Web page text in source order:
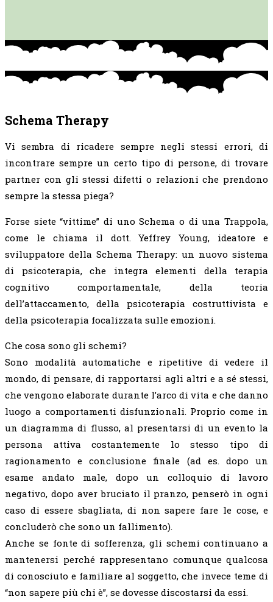
Schema Therapy
Vi sembra di ricadere sempre negli stessi errori, di
incontrare sempre un certo tipo di persone, di trovare
partner con gli stessi difetti o relazioni che prendono
sempre la stessa piega?
Forse siete “vittime” di uno Schema o di una Trappola,
come le chiama il dott. Yeffrey Young, ideatore e
sviluppatore della Schema Therapy: un nuovo sistema
di psicoterapia, che integra elementi della terapia
cognitivo comportamentale, della teoria
dell’attaccamento, della psicoterapia costruttivista e
della psicoterapia focalizzata sulle emozioni.
Che cosa sono gli schemi?
Sono modalità automatiche e ripetitive di vedere il
mondo, di pensare, di rapportarsi agli altri e a sé stessi,
che vengono elaborate durante l’arco di vita e che danno
luogo a comportamenti disfunzionali. Proprio come in
un diagramma di flusso, al presentarsi di un evento la
persona attiva costantemente lo stesso tipo di
ragionamento e conclusione finale (ad es. dopo un
esame andato male, dopo un colloquio di lavoro
negativo, dopo aver bruciato il pranzo, penserò in ogni
caso di essere sbagliata, di non sapere fare le cose, e
concluderò che sono un fallimento).
Anche se fonte di sofferenza, gli schemi continuano a
mantenersi perché rappresentano comunque qualcosa
di conosciuto e familiare al soggetto, che invece teme di
“non sapere più chi è”, se dovesse discostarsi da essi.